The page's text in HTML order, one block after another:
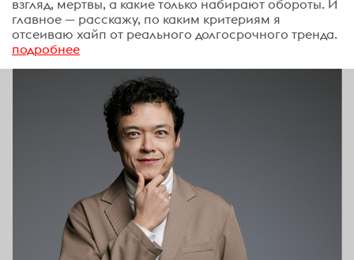
взгляд, мертвы, а какие только набирают обороты. И
главное — расскажу, по каким критериям я
отсеиваю хайп от реального долгосрочного тренда.
подробнее